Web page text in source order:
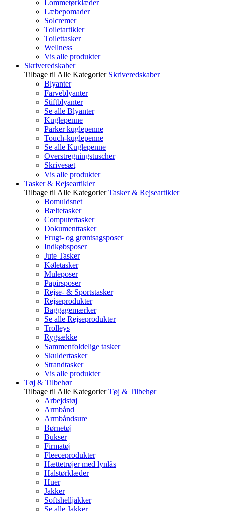
Lommetørklæder
Læbepomader
Solcremer
Toiletartikler
Toilettasker
Wellness
Vis alle produkter
Skriveredskaber
Tilbage til Alle Kategorier Skriveredskaber
Blyanter
Farveblyanter
Stiftblyanter
Se alle Blyanter
Kuglepenne
Parker kuglepenne
Touch-kuglepenne
Se alle Kuglepenne
Overstregningstuscher
Skrivesæt
Vis alle produkter
Tasker & Rejseartikler
Tilbage til Alle Kategorier Tasker & Rejseartikler
Bomuldsnet
Bæltetasker
Computertasker
Dokumenttasker
Frugt- og grøntsagsposer
Indkøbsposer
Jute Tasker
Køletasker
Muleposer
Papirsposer
Rejse- & Sportstasker
Rejseprodukter
Baggagemærker
Se alle Rejseprodukter
Trolleys
Rygsække
Sammenfoldelige tasker
Skuldertasker
Strandtasker
Vis alle produkter
Tøj & Tilbehør
Tilbage til Alle Kategorier Tøj & Tilbehør
Arbejdstøj
Armbånd
Armbåndsure
Børnetøj
Bukser
Firmatøj
Fleeceprodukter
Hættetrøjer med lynlås
Halstørklæder
Huer
Jakker
Softshelljakker
Se alle Jakker